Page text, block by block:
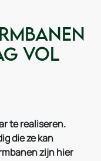
vol
te realiseren.
die ze kan
zijn hier